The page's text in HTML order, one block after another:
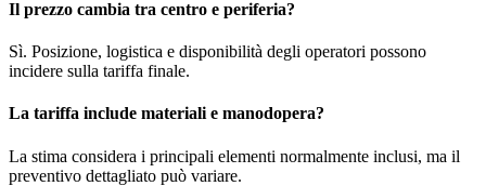
Il prezzo cambia tra centro e periferia?
Sì. Posizione, logistica e disponibilità degli operatori possono
incidere sulla tariffa finale.
La tariffa include materiali e manodopera?
La stima considera i principali elementi normalmente inclusi, ma il
preventivo dettagliato può variare.